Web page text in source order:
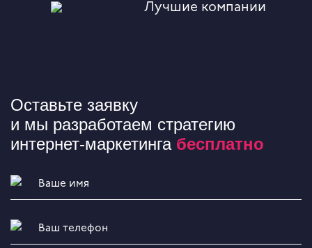
Лучшие компании
Оставьте заявку
и мы разработаем стратегию
интернет-маркетинга бесплатно